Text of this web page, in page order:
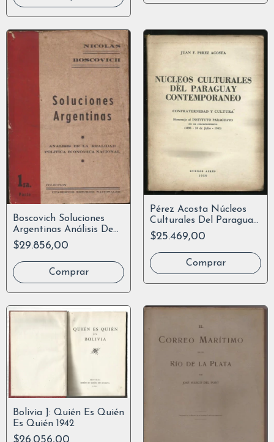
Boscovich Soluciones
Argentinas Análisis De
Realidad Politic
$29.856,00
Pérez Acosta Núcleos
Culturales Del Paraguay
Contemporáneo
$25.469,00
Bolivia ]: Quién Es Quién
Es Quién 1942
$26.056,00